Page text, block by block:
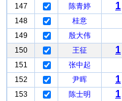
147
陈青婷 1
148
桂意
149
殷大伟
150
王征 1
151
张中起
152
尹晖 1
153
陈士明 1